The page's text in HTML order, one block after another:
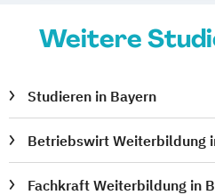
Weitere
Studieren in Bayern
Betriebswirt Weiterbildung
Fachkraft Weiterbildung in